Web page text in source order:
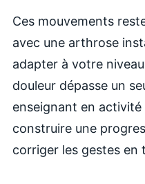
Ces mouvements
avec une arthrose
adapter à votre
douleur dépasse un
enseignant en
construire une
corriger les gestes en